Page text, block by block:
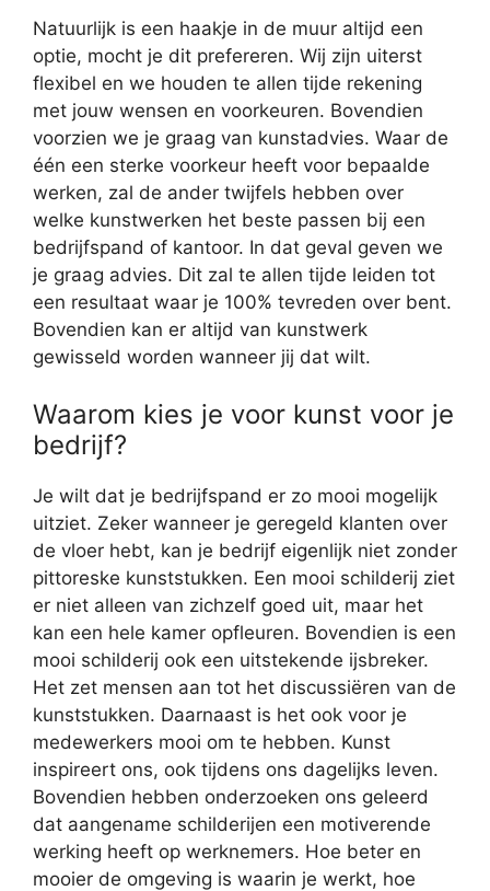
Natuurlijk is een haakje in de muur altijd een
optie, mocht je dit prefereren. Wij zijn uiterst
flexibel en we houden te allen tijde rekening
met jouw wensen en voorkeuren. Bovendien
voorzien we je graag van kunstadvies. Waar de
één een sterke voorkeur heeft voor bepaalde
werken, zal de ander twijfels hebben over
welke kunstwerken het beste passen bij een
bedrijfspand of kantoor. In dat geval geven we
je graag advies. Dit zal te allen tijde leiden tot
een resultaat waar je 100% tevreden over bent.
Bovendien kan er altijd van kunstwerk
gewisseld worden wanneer jij dat wilt.
Waarom kies je voor kunst voor je
bedrijf?
Je wilt dat je bedrijfspand er zo mooi mogelijk
uitziet. Zeker wanneer je geregeld klanten over
de vloer hebt, kan je bedrijf eigenlijk niet zonder
pittoreske kunststukken. Een mooi schilderij ziet
er niet alleen van zichzelf goed uit, maar het
kan een hele kamer opfleuren. Bovendien is een
mooi schilderij ook een uitstekende ijsbreker.
Het zet mensen aan tot het discussiëren van de
kunststukken. Daarnaast is het ook voor je
medewerkers mooi om te hebben. Kunst
inspireert ons, ook tijdens ons dagelijks leven.
Bovendien hebben onderzoeken ons geleerd
dat aangename schilderijen een motiverende
werking heeft op werknemers. Hoe beter en
mooier de omgeving is waarin je werkt, hoe